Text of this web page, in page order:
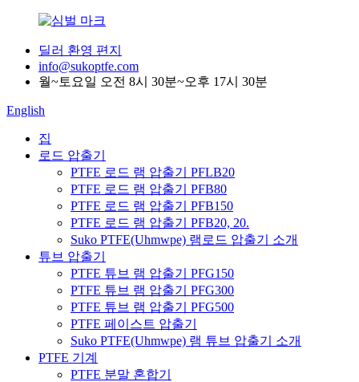
딜러 환영 편지
info@sukoptfe.com
월~토요일 오전 8시 30분~오후 17시 30분
English
집
로드 압출기
PTFE 로드 램 압출기 PFLB20
PTFE 로드 램 압출기 PFB80
PTFE 로드 램 압출기 PFB150
PTFE 로드 램 압출기 PFB20, 20.
Suko PTFE(Uhmwpe) 램로드 압출기 소개
튜브 압출기
PTFE 튜브 램 압출기 PFG150
PTFE 튜브 램 압출기 PFG300
PTFE 튜브 램 압출기 PFG500
PTFE 페이스트 압출기
Suko PTFE(Uhmwpe) 램 튜브 압출기 소개
PTFE 기계
PTFE 분말 혼합기